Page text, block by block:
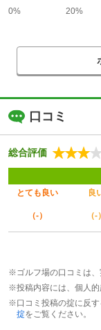
0%
20%
口コミ
総合評価
とても良い 良
（-） （-）
※ゴルフ場の口コミは、
※投稿内容には、個人的
※口コミ投稿の掟に反す
掟をご覧ください。